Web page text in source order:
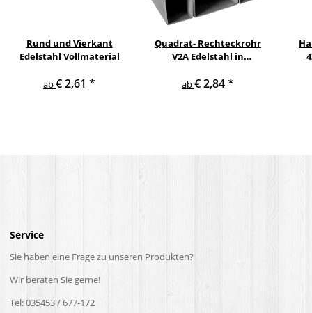
Rund und Vierkant
Edelstahl Vollmaterial
ab€ 2,61 *
Quadrat- Rechteckrohr
V2A Edelstahl in
Querschnitten und
ab€ 2,84*
Service
Sie haben eine Frage zu unseren Produkten?
Wir beraten Sie gerne!
Tel: 035453 / 677-172